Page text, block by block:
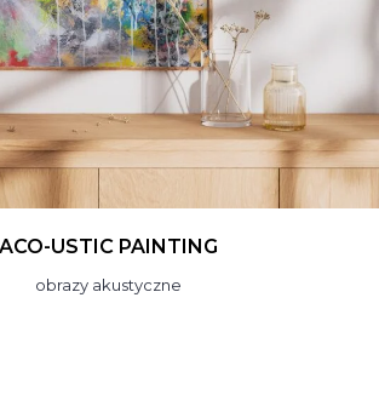
ACO-USTIC PAINTING
obrazy akustyczne